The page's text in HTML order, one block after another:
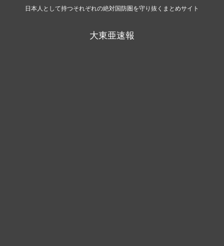
日本人として持つそれぞれの絶対国防圏を守り抜くまとめサイト
大東亜速報